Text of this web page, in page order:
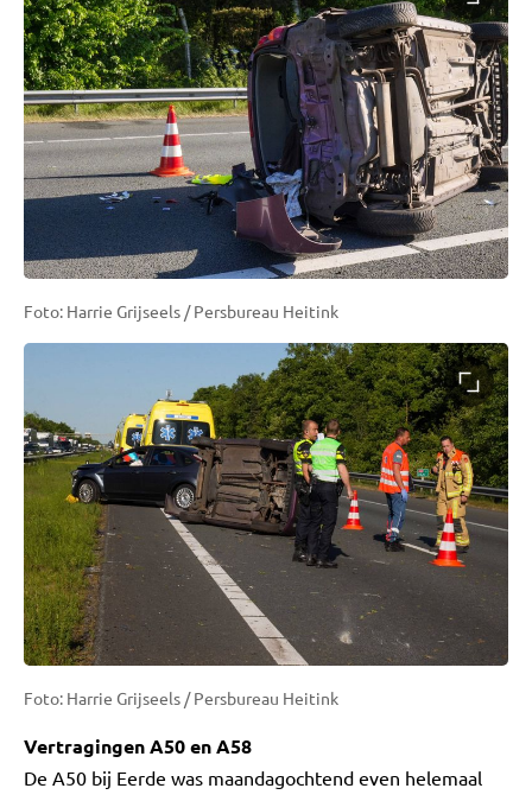
Foto: Harrie Grijseels / Persbureau Heitink
Foto: Harrie Grijseels / Persbureau Heitink
Vertragingen A50 en A58
De A50 bij Eerde was maandagochtend even helemaal